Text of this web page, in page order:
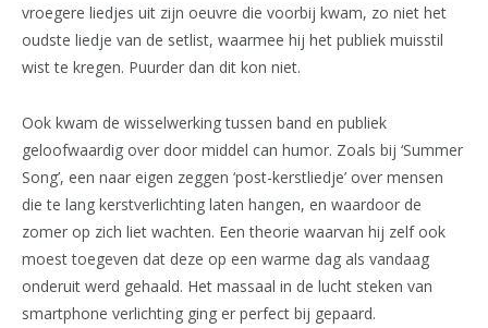
vroegere liedjes uit zijn oeuvre die voorbij kwam, zo niet het
oudste liedje van de setlist, waarmee hij het publiek muisstil
wist te kregen. Puurder dan dit kon niet.
Ook kwam de wisselwerking tussen band en publiek
geloofwaardig over door middel can humor. Zoals bij ‘Summer
Song’, een naar eigen zeggen ‘post-kerstliedje’ over mensen
die te lang kerstverlichting laten hangen, en waardoor de
zomer op zich liet wachten. Een theorie waarvan hij zelf ook
moest toegeven dat deze op een warme dag als vandaag
onderuit werd gehaald. Het massaal in de lucht steken van
smartphone verlichting ging er perfect bij gepaard.